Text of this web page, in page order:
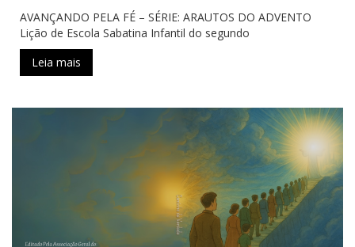
AVANÇANDO PELA FÉ – SÉRIE: ARAUTOS DO ADVENTO
Lição de Escola Sabatina Infantil do segundo
Leia mais